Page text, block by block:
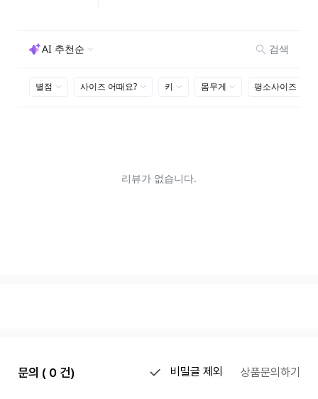
문의 ( 0 건) 비밀글 제외 상품문의하기